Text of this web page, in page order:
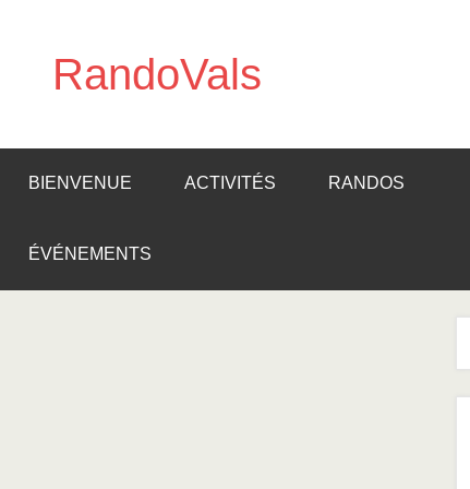
contenuRandoVals
Marche
Rencontre
BIENVENUE ACTIVITÉS RANDOS
ÉVÉNEMENTS